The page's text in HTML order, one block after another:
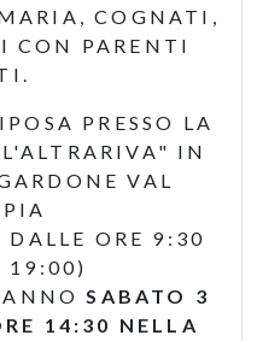
COGNATI,
CON PARENTI
PRESSO LA
IN
VAL
ORE 9:30
19:00)
SABATO 3
14:30 NELLA